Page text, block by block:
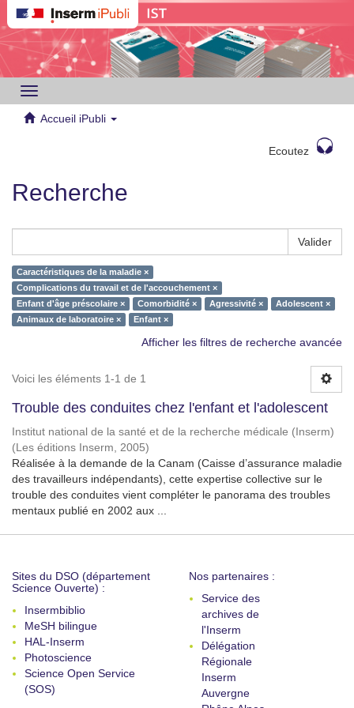
Toggle
navigation
Accueil iPubli
Ecoutez
Recherche
Valider
Caractéristiques de la maladie ×
Complications du travail et de l'accouchement ×
Enfant d'âge préscolaire ×
Comorbidité × Agressivité ×
Adolescent ×
Animaux de laboratoire ×
Enfant ×
Afficher les filtres de recherche avancée
Voici les éléments 1-1 de 1
Trouble des conduites chez l'enfant et l'adolescent
Institut national de la santé et de la recherche médicale (Inserm)
(Les éditions Inserm, 2005)
Réalisée à la demande de la Canam (Caisse d’assurance maladie
des travailleurs indépendants), cette expertise collective sur le
trouble des conduites vient compléter le panorama des troubles
mentaux publié en 2002 aux ...
Sites du DSO (département
Science Ouverte) :
Insermbiblio
MeSH bilingue
HAL-Inserm
Photoscience
Science Open Service
(SOS)
Nos partenaires :
Service des
archives de
l'Inserm
Délégation
Régionale
Inserm
Auvergne